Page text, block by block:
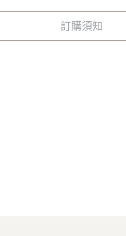
訂購須知